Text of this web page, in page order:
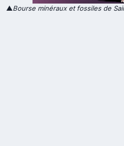
▲Bourse minéraux et fossiles de